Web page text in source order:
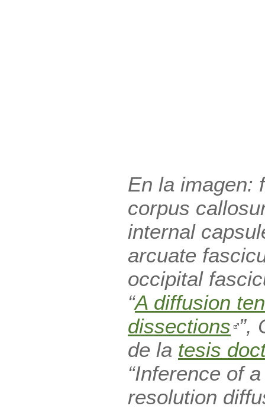
En la imagen:
corpus
internal
arcuate
occipital
“A diffusion
dissections ”,
de la tesis
“Inference of
resolution